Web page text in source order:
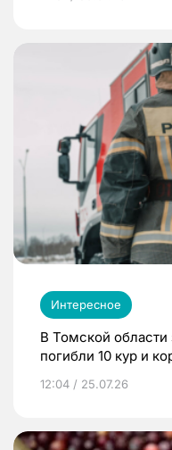
Интересное
В Томской области
погибли 10 кур и
12:04 / 25.07.26